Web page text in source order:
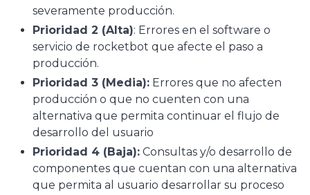
severamente producción.
Prioridad 2 (Alta): Errores en el software o
servicio de rocketbot que afecte el paso a
producción.
Prioridad 3 (Media): Errores que no afecten
producción o que no cuenten con una
alternativa que permita continuar el flujo de
desarrollo del usuario
Prioridad 4 (Baja): Consultas y/o desarrollo de
componentes que cuentan con una alternativa
que permita al usuario desarrollar su proceso